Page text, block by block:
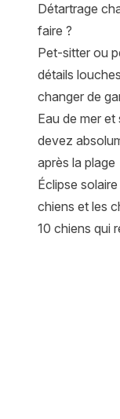
Détartrage
faire ?
Pet-sitter ou
détails
changer de
Eau de mer
devez
après la plage
Éclipse
chiens et les
10 chiens qui